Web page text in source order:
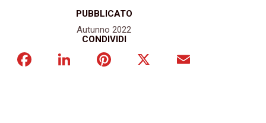
PUBBLICATO
Autunno 2022
CONDIVIDI
FacebookLinkedInPinterest